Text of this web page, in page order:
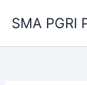
SMA PGRI